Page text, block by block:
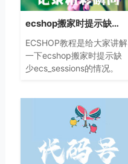
ecshop搬家时提示缺少ecs_sessions的解决方法
ECSHOP教程是给大家讲解
一下ecshop搬家时提示缺
少ecs_sessions的情况。
ecs_sessions表不存在的情